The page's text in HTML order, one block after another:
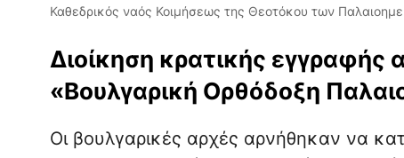
Καθεδρικός ναός Κοιμήσεως της Θεοτόκου των
Διοίκηση κρατικής εγγραφής
«Βουλγαρική Ορθόδοξη
Οι βουλγαρικές αρχές αρνήθηκαν να